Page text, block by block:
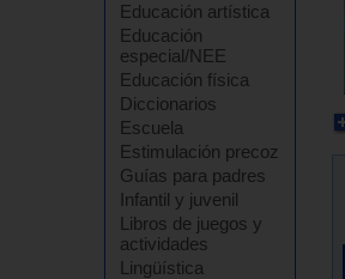
Educación artística
Educación
especial/NEE
Educación física
Diccionarios
Escuela
Estimulación precoz
Guías para padres
Infantil y juvenil
Libros de juegos y
actividades
Lingüística